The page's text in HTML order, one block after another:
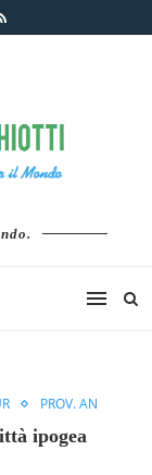
PROV. AN
ipogea